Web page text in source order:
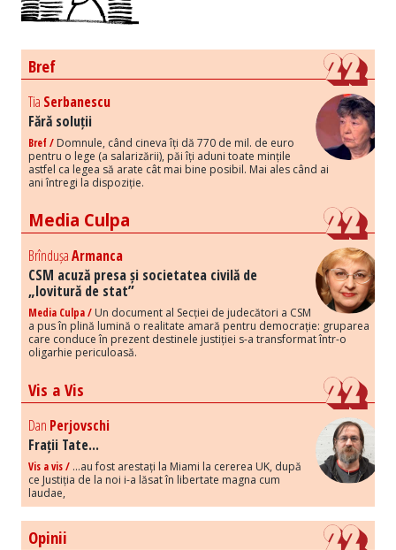
Bref
Tia Serbanescu
Fără soluții
Bref / Domnule, când cineva îți dă 770 de mil. de euro
pentru o lege (a salarizării), păi îți aduni toate mințile
astfel ca legea să arate cât mai bine posibil. Mai ales când ai
ani întregi la dispoziție.
Media Culpa
BrîndușaArmanca
CSM acuză presa și societatea civilă de
„lovitură de stat”
Media Culpa / Un document al Secției de judecători a CSM
a pus în plină lumină o realitate amară pentru democrație: gruparea
care conduce în prezent destinele justiției s-a transformat într-o
oligarhie periculoasă.
Vis a Vis
Dan Perjovschi
Frații Tate...
Vis a vis / ...au fost arestați la Miami la cererea UK, după
ce Justiția de la noi i-a lăsat în libertate magna cum
laudae,
Opinii